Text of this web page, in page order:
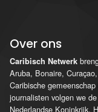
Over ons
Caribisch Netwerk
Aruba, Bonaire,
Caribische
journalisten volgen we
Nederlandse Koninkrijk.